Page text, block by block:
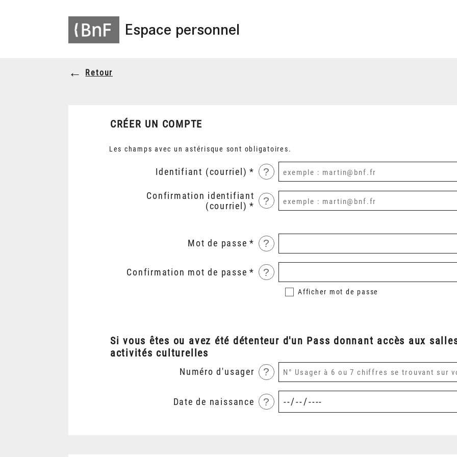
Espace personnel
Retour
CRÉER UN COMPTE
Les champs avec un astérisque sont obligatoires.
Identifiant (courriel) ?
Confirmation identifiant
(courriel)
?
Mot de passe ?
Confirmation mot de passe ?
Afficher mot de passe
Si vous êtes ou avez été détenteur d'un Pass donnant accès aux
activités culturelles
Numéro d'usager ?
Date de naissance ?